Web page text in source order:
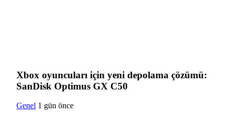
Xbox oyuncuları için yeni depolama çözümü:
SanDisk Optimus GX C50
Genel 1 gün önce